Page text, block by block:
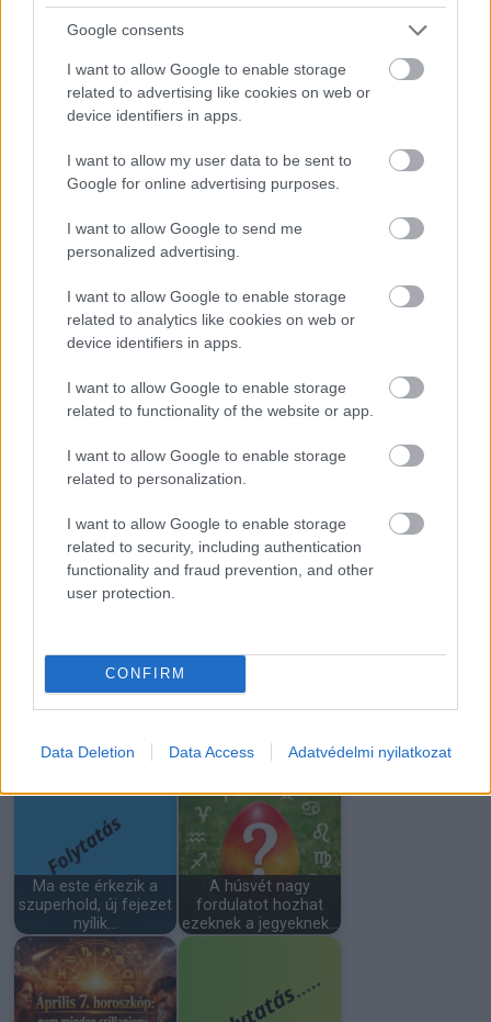
Google consents
I want to allow Google to enable storage
related to advertising like cookies on web or
device identifiers in apps.
I want to allow my user data to be sent to
Google for online advertising purposes.
I want to allow Google to send me
personalized advertising.
I want to allow Google to enable storage
related to analytics like cookies on web or
device identifiers in apps.
I want to allow Google to enable storage
related to functionality of the website or app.
I want to allow Google to enable storage
related to personalization.
I want to allow Google to enable storage
related to security, including authentication
functionality and fraud prevention, and other
user protection.
CONFIRM
Data Deletion Data Access Adatvédelmi nyilatkozat
A mai nap lehetőséget ad arra, hogy ne csak sodródj az
eseményekkel, hanem észrevedd, hol nyílik meg előtted
valami szebb és könnyebb.
Számodra ez a nap azért lehet különleges, mert most a
módon ugyanabba az irányba mutathatnak.
Tetszett? Oszd meg az ismerőseiddel is!
Olvasta már?:
Megszakad egy rossz
időszak: július végéig…
Megvannak az áprilisi
szerencsenapok:
Napi horoszkóp 03.30
Adatvédelmi
nyilatkozat
Ma este érkezik a
szuperhold, új fejezet
nyílik…
A húsvét nagy
fordulatot hozhat
ezeknek a jegyeknek…